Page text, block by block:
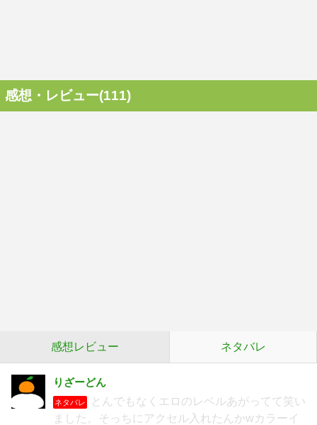
感想・レビュー(111)
感想レビュー ネタバレ
りざーどん
ネタバレ
とんでもなくエロのレベルあがってて笑い
ました。そっちにアクセル入れたんかwカラーイ